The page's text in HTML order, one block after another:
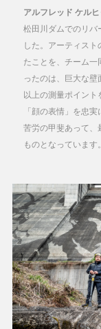
アルフレッド ケル
松田川ダムでのリバ
した。アーティス
たことを、チーム
ったのは、巨大な
以上の測量ポイント
「顔の表情」を忠
苦労の甲斐あって、
ものとなっています。